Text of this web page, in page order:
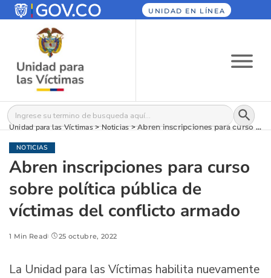
UNIDAD EN LÍNEA
Buscar: Botón
Unidad para las Víctimas>Noticias>Abren inscripciones para curso sobre política pública de víctimas del conflicto armado
NOTICIAS
Abren inscripciones para curso
sobre política pública de
víctimas del conflicto armado
1 Min Read 25 octubre, 2022
La Unidad para las Víctimas habilita nuevamente